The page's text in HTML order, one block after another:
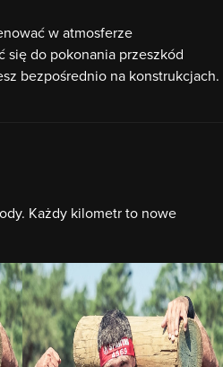
w atmosferze
się do pokonania przeszkód
bezpośrednio na konstrukcjach.
Każdy kilometr to nowe